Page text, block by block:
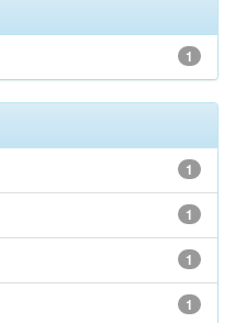
1
1
1
1
1